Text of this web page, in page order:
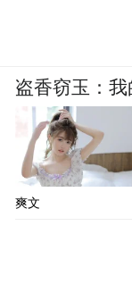
盗香窃玉：
爽文